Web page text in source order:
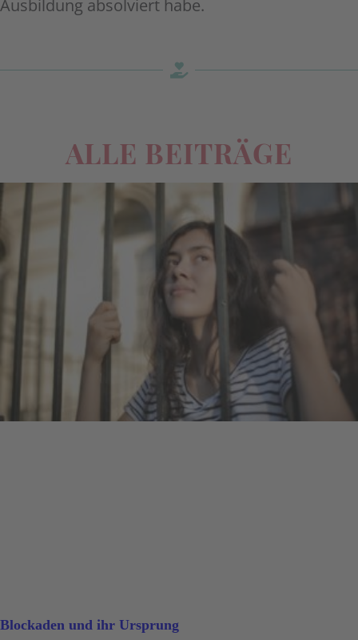
Ausbildung absolviert habe.
ALLE BEITRÄGE
Blockaden und ihr Ursprung